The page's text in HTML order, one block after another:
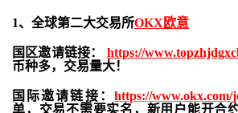
1、全球第二大交易所OKX欧意
国区邀请链接： https://
币种多，交易量大！
国际邀请链接： https://www.okx.com/
单，交易不需要实名，新用户能开合约